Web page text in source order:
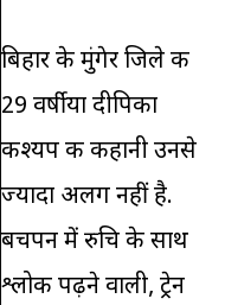
बिहार के मुंगेर जिले की
29 वर्षीया दीपिका
कश्यप की कहानी उनसे
ज्‍यादा अलग नहीं है.
बचपन में रुचि के साथ
श्लोक पढ़ने वाली, ट्रेन